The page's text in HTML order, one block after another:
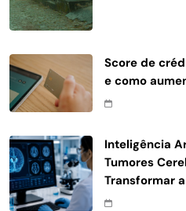
Score de
e como
Inteligência
Tumores
Transformar